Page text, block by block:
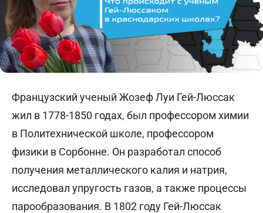
Французский ученый Жозеф Луи Гей-Люссак
жил в 1778-1850 годах, был профессором химии
в Политехнической школе, профессором
физики в Сорбонне. Он разработал способ
получения металлического калия и натрия,
исследовал упругость газов, а также процессы
парообразования. В 1802 году Гей-Люссак